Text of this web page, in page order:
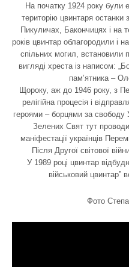
На початку 1924 року були
територію цвинтаря останки
Пикуличах, Бакончицях і на
років цвинтар облагородили і
спільних могил, встановили
вигляді хреста із написом:
пам’ятника –
Щороку, аж до 1946 року, з
релігійна процесія і
героями – борцями за свободу
Зелених Свят тут
маніфестації українців
Після Другої світової
У 1989 році цвинтар
військовий цвинтар”
Фото